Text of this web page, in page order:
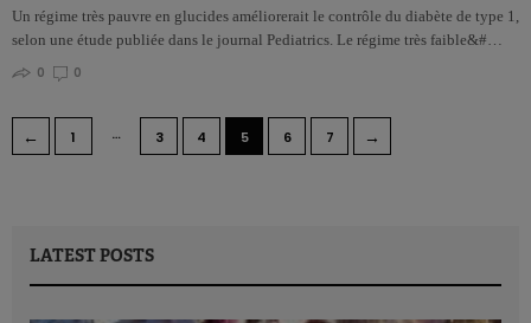
Un régime très pauvre en glucides améliorerait le contrôle du diabète de type 1,
selon une étude publiée dans le journal Pediatrics. Le régime très faible&#…
0
0
← 1 … 3 4 5 6 7 →
LATEST POSTS